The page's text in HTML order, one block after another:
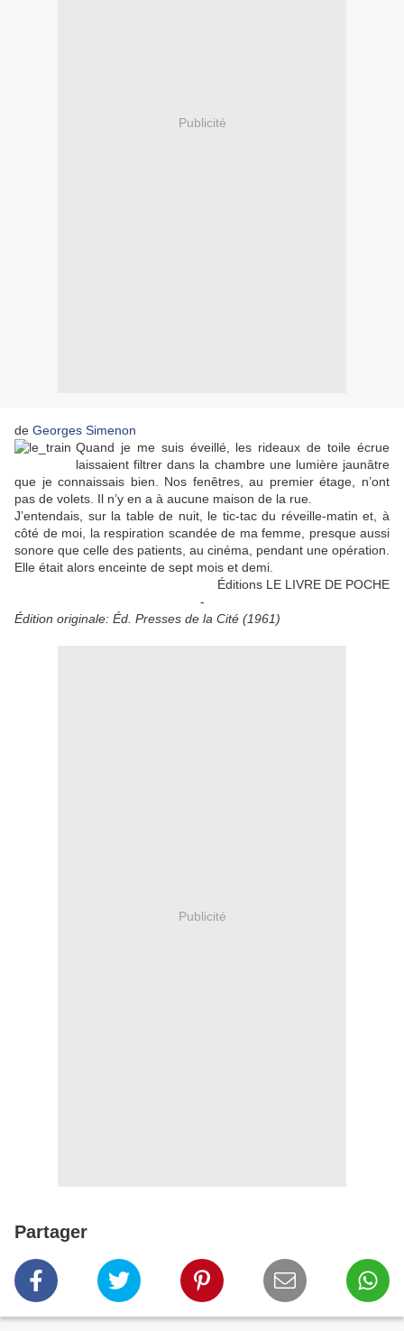
Publicité
de Georges Simenon
Quand je me suis éveillé, les rideaux de toile écrue
laissaient filtrer dans la chambre une lumière jaunâtre
que je connaissais bien. Nos fenêtres, au premier étage, n’ont
pas de volets. Il n’y en a à aucune maison de la rue.
J’entendais, sur la table de nuit, le tic-tac du réveille-matin et, à
côté de moi, la respiration scandée de ma femme, presque aussi
sonore que celle des patients, au cinéma, pendant une opération.
Elle était alors enceinte de sept mois et demi.
Éditions LE LIVRE DE POCHE
-
Édition originale: Éd. Presses de la Cité (1961)
Publicité
Partager